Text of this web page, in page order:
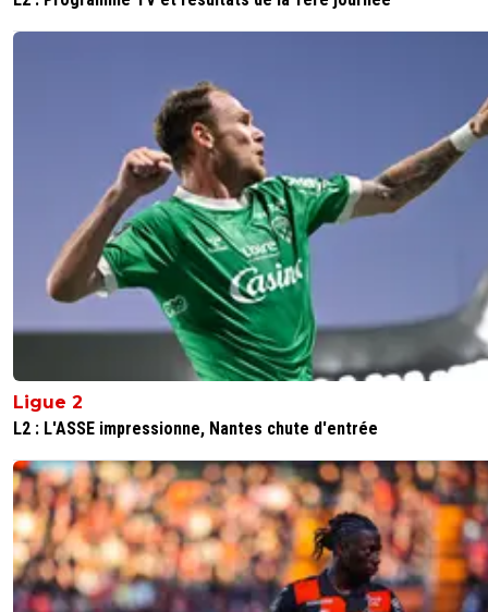
Je confirme
29 octobre 2025 à 19:36
non mais si il a suivi le real il sait ... et en plus la
est pour lui
0+ Répondre
alex 29 octobre 2025 à 19:38 +1686
dans l ancienne version t avais des moments de
coherence .. je sais pas ce qu'il c'est passé ces
temps mais putin .. on dirait une bouche de vieille
commère .. jamais un bon mot que du vomi 24/24
0+ Répondre
0+ Répondre
Ligue 2
L2 : L'ASSE impressionne, Nantes chute d'entrée